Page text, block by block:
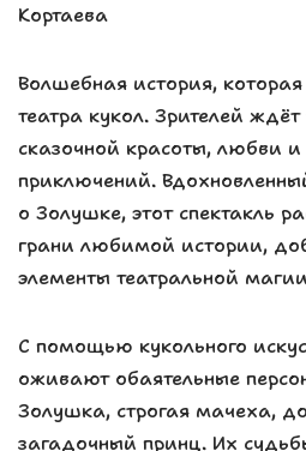
Кортаева
Волшебная история,
театра кукол. Зрителей
сказочной красоты, любви и
приключений.
о Золушке, этот спектакль
грани любимой истории,
элементы театральной
С помощью кукольного
оживают обаятельные
Золушка, строгая мачеха,
загадочный принц. Их